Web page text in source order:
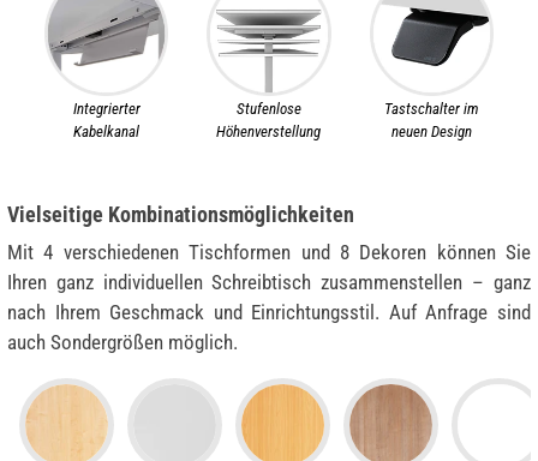
Integrierter
Kabelkanal
Stufenlose
Höhenverstellung
Tastschalter im
neuen Design
Vielseitige Kombinationsmöglichkeiten
Mit 4 verschiedenen Tischformen und 8 Dekoren können Sie
Ihren ganz individuellen Schreibtisch zusammenstellen – ganz
nach Ihrem Geschmack und Einrichtungsstil. Auf Anfrage sind
auch Sondergrößen möglich.